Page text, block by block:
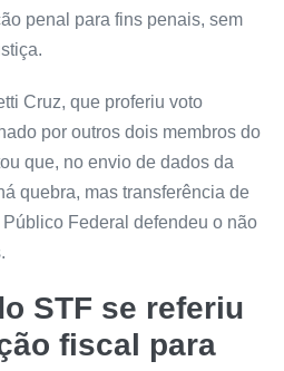
penal para fins penais, sem
Cruz, que proferiu voto
por outros dois membros do
que, no envio de dados da
quebra, mas transferência de
Federal defendeu o não
STF se referiu
fiscal para